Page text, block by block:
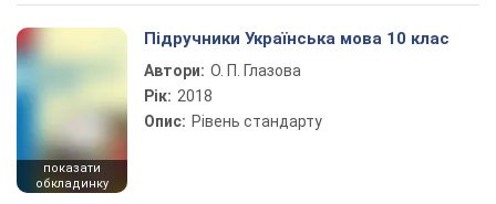
показати
обкладинку
Підручники Українська мова 10 клас
Автори: О. П. Глазова
Рік: 2018
Опис: Рівень стандарту